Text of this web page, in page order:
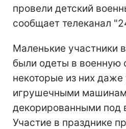
провели детский
сообщает телеканал
Маленькие участники
были одеты в военную
некоторые из них даже
игрушечными
декорированными под
Участие в празднике